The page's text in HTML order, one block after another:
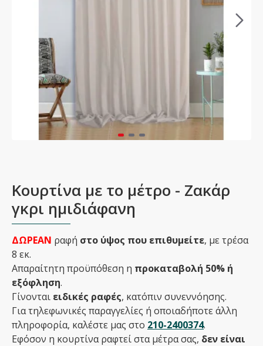
Κουρτίνα με το μέτρο - Ζακάρ
γκρι ημιδιάφανη
ΔΩΡΕΑΝ ραφή στο ύψος που επιθυμείτε, με τρέσα
8 εκ.
Απαραίτητη προϋπόθεση η προκαταβολή 50% ή
εξόφληση.
Γίνονται ειδικές ραφές, κατόπιν συνεννόησης.
Για τηλεφωνικές παραγγελίες ή οποιαδήποτε άλλη
πληροφορία, καλέστε μας στο 210-2400374.
Εφόσον η κουρτίνα ραφτεί στα μέτρα σας, δεν είναι